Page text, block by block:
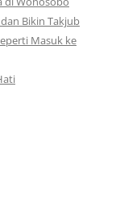
Bikin Takjub
Masuk ke